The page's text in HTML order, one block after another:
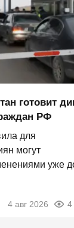
готовит
РФ
для
могут
уже
4 авг 2026 4